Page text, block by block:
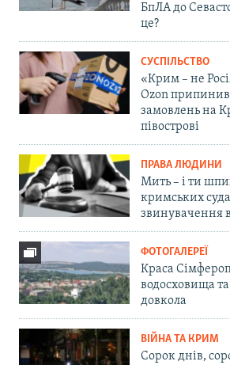
БпЛА до
це?
СУСПІЛЬСТВО
«Крим – не
Ozon
замовлень на
півострові
ПРАВА ЛЮДИНИ
Мить – і ти
кримських
звинувачення
ФОТОГАЛЕРЕЇ
Краса
водосховища
довкола
ВІЙНА ТА КРИМ
Сорок днів,